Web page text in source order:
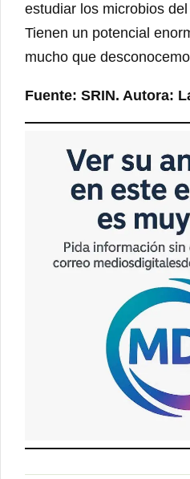
estudiar los microbios
Tienen un potencial
mucho que
Fuente: SRIN. Autora: